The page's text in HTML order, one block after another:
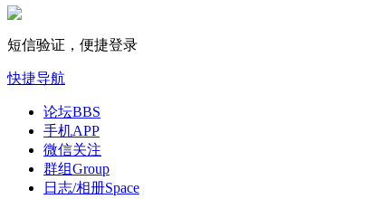
短信验证，便捷登录
快捷导航
论坛BBS
手机APP
微信关注
群组Group
日志/相册Space